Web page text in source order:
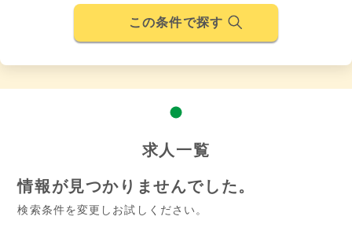
この条件で探す
求人一覧
情報が見つかりませんでした。
検索条件を変更しお試しください。